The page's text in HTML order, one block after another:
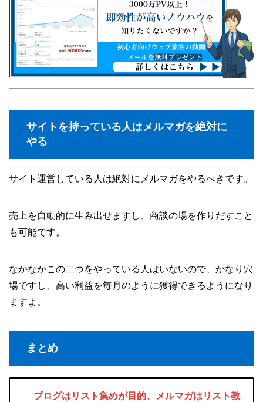
サイトを持っている人はメルマガを絶対に
やる
サイト運営している人は絶対にメルマガをやるべきです。
売上を自動的に生み出せますし、商談の場を作りだすこと
も可能です。
なかなかこの二つをやっている人はいないので、かなり穴
場ですし、高い利益を毎月のように獲得できるようになり
ますよ。
まとめ
ブログはリスト集めが目的、メルマガはリスト教